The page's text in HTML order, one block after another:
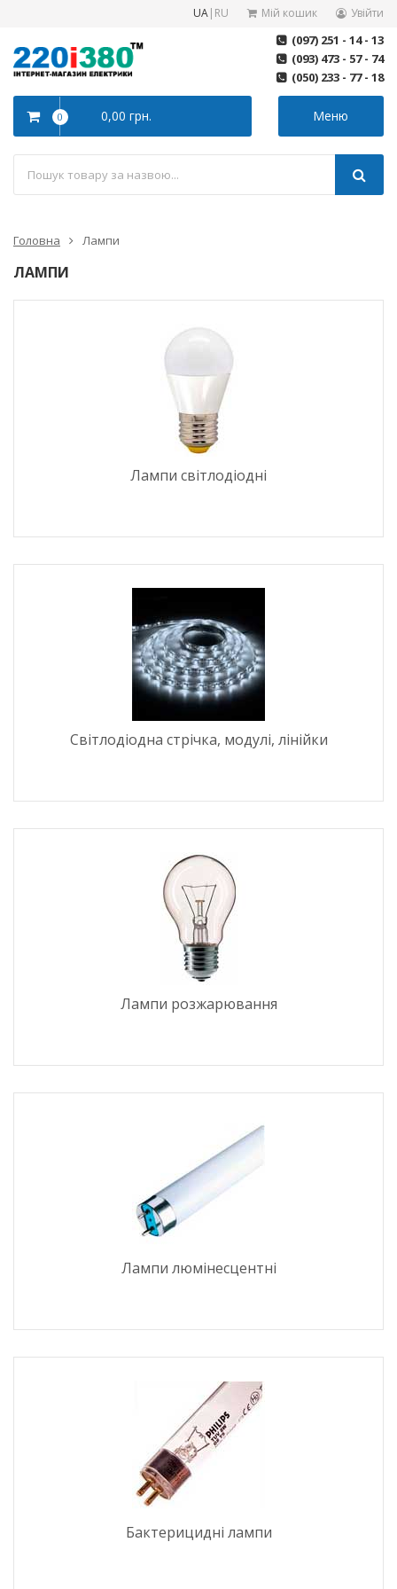
UA| RU Мій кошик Увійти
(097) 251 - 14 - 13
(093) 473 - 57 - 74
(050) 233 - 77 - 18
Меню
0 0,00 грн.
Головна Лампи
ЛАМПИ
Лампи світлодіодні
Світлодіодна стрічка, модулі, лінійки
Лампи розжарювання
Лампи люмінесцентні
Бактерицидні лампи